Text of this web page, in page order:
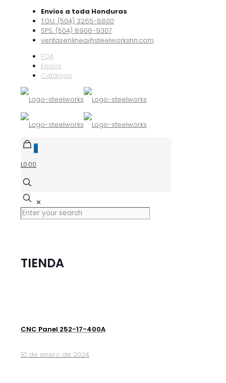
Envios a toda Honduras
TGU: (504) 3265-8800
SPS: (504) 8906-9307
ventasenlinea@steelworkshn.com
FQA
Envíos
Catálogo
0
L0.00
✕
TIENDA
CNC Panel 252-17-400A
10 de enero de 2024